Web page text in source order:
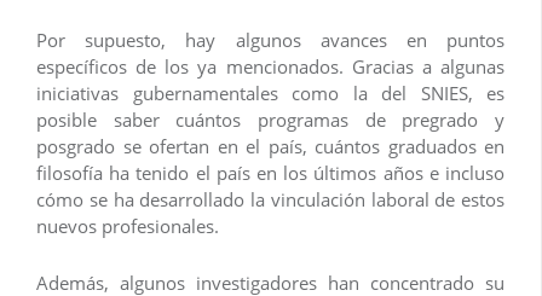
Por supuesto, hay algunos avances en puntos
específicos de los ya mencionados. Gracias a algunas
iniciativas gubernamentales como la del SNIES, es
posible saber cuántos programas de pregrado y
posgrado se ofertan en el país, cuántos graduados en
filosofía ha tenido el país en los últimos años e incluso
cómo se ha desarrollado la vinculación laboral de estos
nuevos profesionales.
Además, algunos investigadores han concentrado su